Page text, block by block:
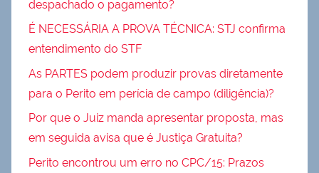
despachado o pagamento?
É NECESSÁRIA A PROVA TÉCNICA: STJ confirma
entendimento do STF
As PARTES podem produzir provas diretamente
para o Perito em perícia de campo (diligência)?
Por que o Juiz manda apresentar proposta, mas
em seguida avisa que é Justiça Gratuita?
Perito encontrou um erro no CPC/15: Prazos